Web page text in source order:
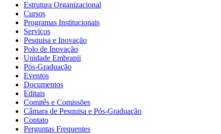
Estrutura Organizacional
Cursos
Programas Institucionais
Serviços
Pesquisa e Inovação
Polo de Inovação
Unidade Embrapii
Pós-Graduação
Eventos
Documentos
Editais
Comitês e Comissões
Câmara de Pesquisa e Pós-Graduação
Contato
Perguntas Frequentes